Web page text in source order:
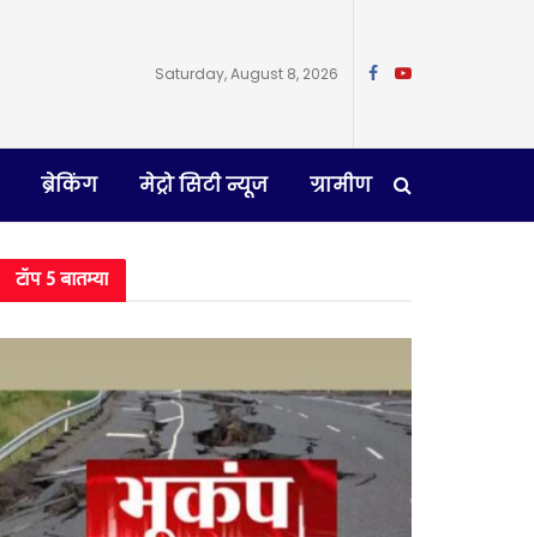
Saturday, August 8, 2026
ब्रेकिंग मेट्रो सिटी न्यूज ग्रामीण
टॉप 5 बातम्या